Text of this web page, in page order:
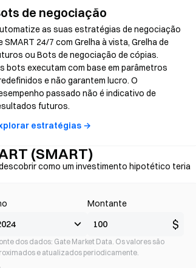
de negociação
as suas estratégias de negociação
SMART 24/7 com Grelha à vista, Grelha de
ou Bots de negociação de cópias.
bots executam com base em parâmetros
e não garantem lucro. O
passado não é indicativo de
futuros.
estratégias →
(SMART)
como um investimento hipotético teria
Montante
$
dos dados: Gate Market Data. Os valores são
e atualizados periodicamente.